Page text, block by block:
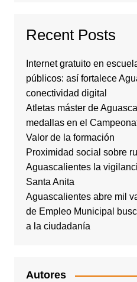
Recent Posts
Internet gratuito en
públicos: así fortalece
conectividad digital
Atletas máster de
medallas en el
Valor de la formación
Proximidad social sobre
Aguascalientes la
Santa Anita
Aguascalientes abre mil
de Empleo Municipal
a la ciudadanía
Autores